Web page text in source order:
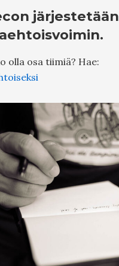
järjestetään
olla osa tiimiä? Hae: